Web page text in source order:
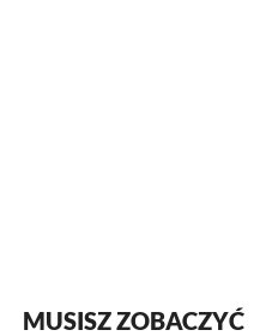
MUSISZ ZOBACZYĆ